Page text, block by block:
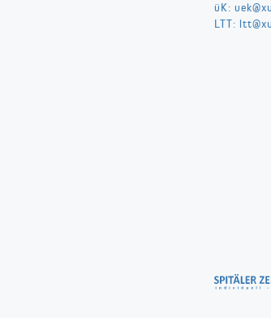
üK: uek@
LTT: ltt@